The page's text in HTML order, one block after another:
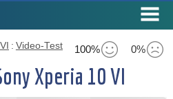
100% 0%
: Video-Test
Xperia 10 VI